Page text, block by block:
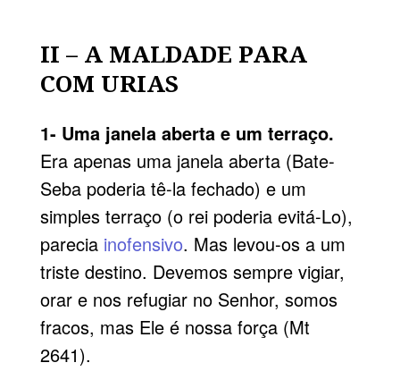
II – A MALDADE PARA
COM URIAS
1- Uma janela aberta e um terraço.
Era apenas uma janela aberta (Bate-
Seba poderia tê-la fechado) e um
simples terraço (o rei poderia evitá-Lo),
parecia inofensivo. Mas levou-os a um
triste destino. Devemos sempre vigiar,
orar e nos refugiar no Senhor, somos
fracos, mas Ele é nossa força (Mt
2641).